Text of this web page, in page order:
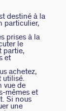
destiné à la
particulier,
prises à la
le
partie,
et
achetez,
vue de
mêmes et
Si nous
une